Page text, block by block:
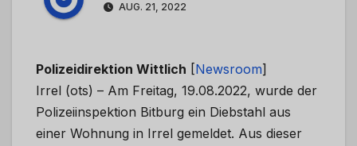
AUG. 21, 2022
Polizeidirektion Wittlich [Newsroom]
Irrel (ots) – Am Freitag, 19.08.2022, wurde der
Polizeiinspektion Bitburg ein Diebstahl aus
einer Wohnung in Irrel gemeldet. Aus dieser